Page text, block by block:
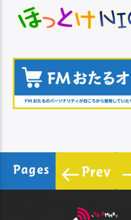
Pages Prev